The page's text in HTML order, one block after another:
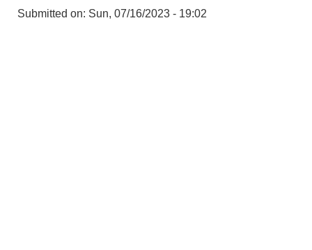
Submitted on: Sun, 07/16/2023 - 19:02